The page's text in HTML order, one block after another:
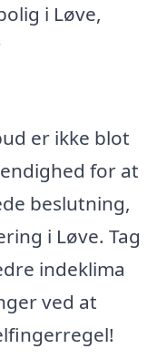
i Løve,
er ikke blot
for at
beslutning,
i Løve. Tag
indeklima
ved at